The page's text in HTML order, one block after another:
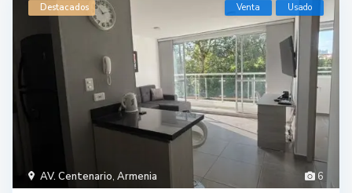
6
AV. Centenario, Armenia
Destacados Venta Usado